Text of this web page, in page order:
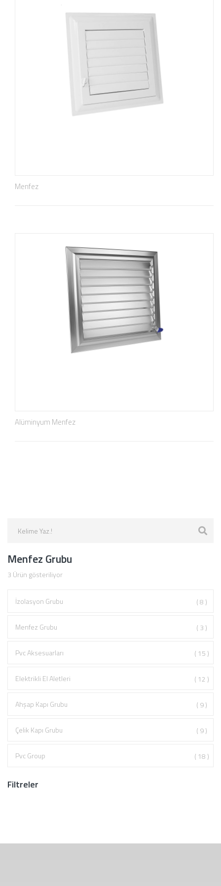
Menfez
Alüminyum Menfez
Menfez Grubu
3 Ürün gösteriliyor
İzolasyon Grubu ( 8 )
Menfez Grubu ( 3 )
Pvc Aksesuarları ( 15 )
Elektrikli El Aletleri ( 12 )
Ahşap Kapı Grubu ( 9 )
Çelik Kapı Grubu ( 9 )
Pvc Group ( 18 )
Filtreler